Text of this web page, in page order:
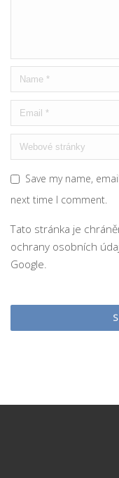
Save my name,
next time I comment.
Tato stránka je
ochrany osobních
Google.